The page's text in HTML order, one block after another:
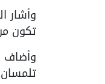
وأشار
تكون
وأضاف